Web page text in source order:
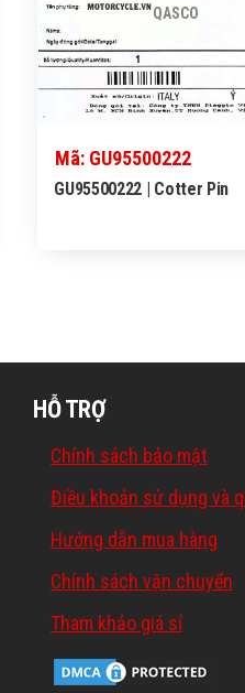
QASCO
Mã: GU95500222
GU95500222 | Cotter Pin
HỖ TRỢ
Chính sách bảo mật
Điều khoản sử dụng và
Hướng dẫn mua hàng
Chính sách vận chuyển
Tham khảo giá sỉ